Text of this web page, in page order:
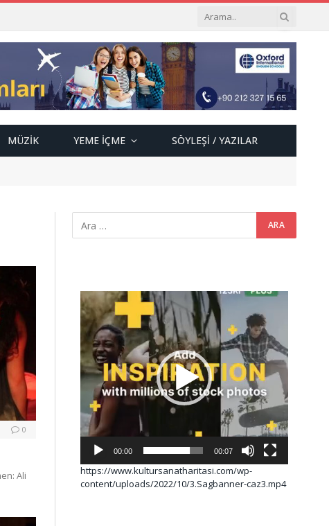
MÜZIK YEME İÇME SÖYLEŞI / YAZILAR
0
Ali
Video
oynatıcı
00:00 00:07
https://www.kultursanatharitasi.com/wp-
content/uploads/2022/10/3.Sagbanner-caz3.mp4